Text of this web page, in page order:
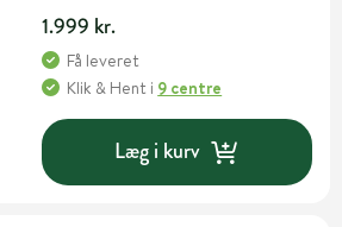
1.999 kr.
Få leveret
Klik & Hent i 9 centre
Læg i kurv